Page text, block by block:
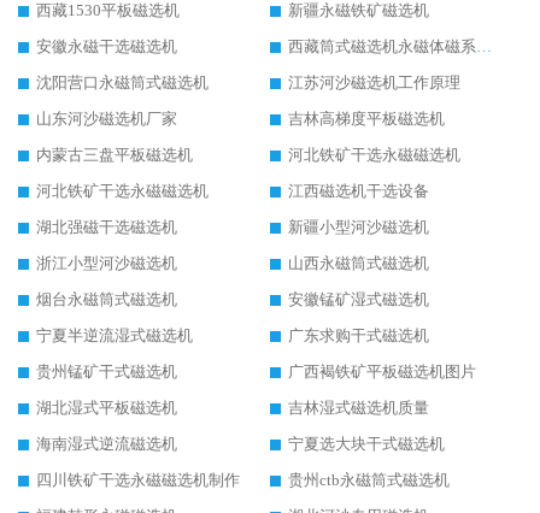
西藏1530平板磁选机
新疆永磁铁矿磁选机
安徽永磁干选磁选机
西藏筒式磁选机永磁体磁系设计
沈阳营口永磁筒式磁选机
江苏河沙磁选机工作原理
山东河沙磁选机厂家
吉林高梯度平板磁选机
内蒙古三盘平板磁选机
河北铁矿干选永磁磁选机
河北铁矿干选永磁磁选机
江西磁选机干选设备
湖北强磁干选磁选机
新疆小型河沙磁选机
浙江小型河沙磁选机
山西永磁筒式磁选机
烟台永磁筒式磁选机
安徽锰矿湿式磁选机
宁夏半逆流湿式磁选机
广东求购干式磁选机
贵州锰矿干式磁选机
广西褐铁矿平板磁选机图片
湖北湿式平板磁选机
吉林湿式磁选机质量
海南湿式逆流磁选机
宁夏选大块干式磁选机
四川铁矿干选永磁磁选机制作
贵州ctb永磁筒式磁选机